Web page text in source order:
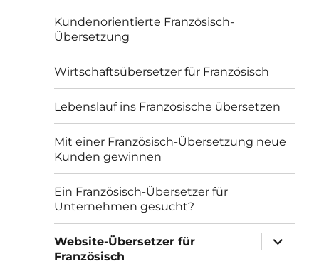
Kundenorientierte Französisch-
Übersetzung
Wirtschaftsübersetzer für Französisch
Lebenslauf ins Französische übersetzen
Mit einer Französisch-Übersetzung neue
Kunden gewinnen
Ein Französisch-Übersetzer für
Unternehmen gesucht?
Website-Übersetzer für
Französisch
öffnen